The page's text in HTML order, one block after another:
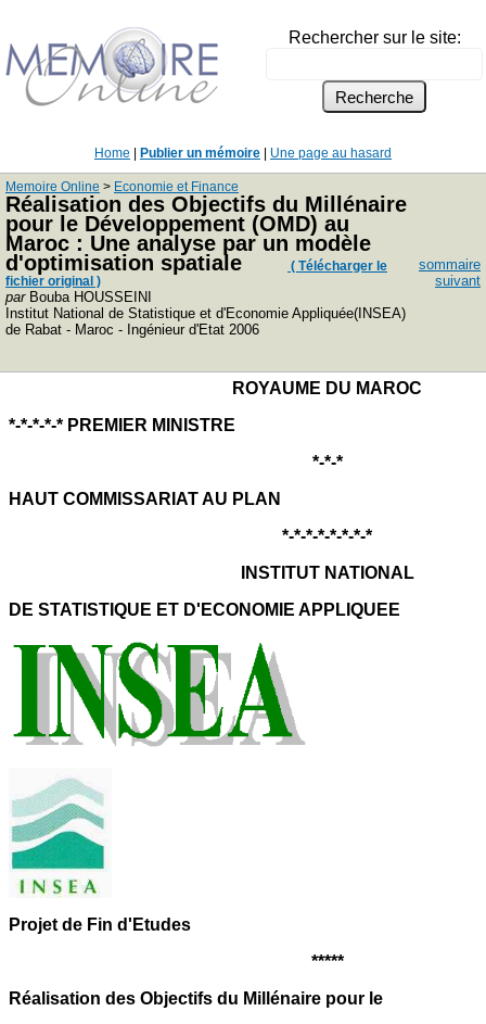
Rechercher sur le site:
Home Publier un mémoire Une page au hasard
Memoire Online > Economie et Finance
Réalisation des Objectifs du Millénaire
pour le Développement (OMD) au
Maroc : Une analyse par un modèle
d'optimisation spatiale
( Télécharger le
fichier original )
parBouba HOUSSEINI
Institut National de Statistique et d'Economie Appliquée(INSEA)
de Rabat - Maroc - Ingénieur d'Etat 2006
sommaire
suivant
ROYAUME DU MAROC
*-*-*-*-* PREMIER MINISTRE
*-*-*
HAUT COMMISSARIAT AU PLAN
*-*-*-*-*-*-*-*
INSTITUT NATIONAL
DE STATISTIQUE ET D'ECONOMIE APPLIQUEE
Projet de Fin d'Etudes
*****
Réalisation des Objectifs du Millénaire pour le